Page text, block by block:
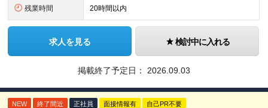
残業時間 20時間以内
求人を見る 検討中に入れる
掲載終了予定日： 2026.09.03
NEW 終了間近 正社員 面接情報有 自己PR不要